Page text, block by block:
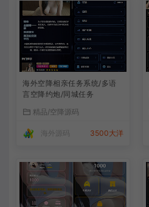
海外空降相亲任务系统/多语
言空降约炮/同城任务
精品/空降源码
海外源码 3500大洋